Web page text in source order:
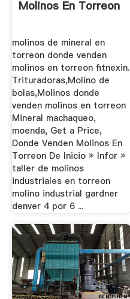
Molinos En Torreon
molinos de mineral en
torreon donde venden
molinos en torreon fitnexin.
Trituradoras,Molino de
bolas,Molinos donde
venden molinos en torreon
Mineral machaqueo,
moenda, Get a Price,
Donde Venden Molinos En
Torreon De Inicio » Infor »
taller de molinos
industriales en torreon
molino industrial gardner
denver 4 por 6 ...